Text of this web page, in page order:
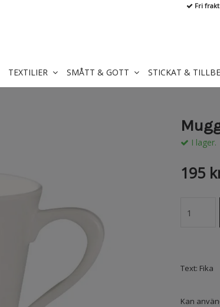
I lager.
195
Text: Fika
Kan
Fri
TEXTILIER SMÅTT & GOTT STICKAT &